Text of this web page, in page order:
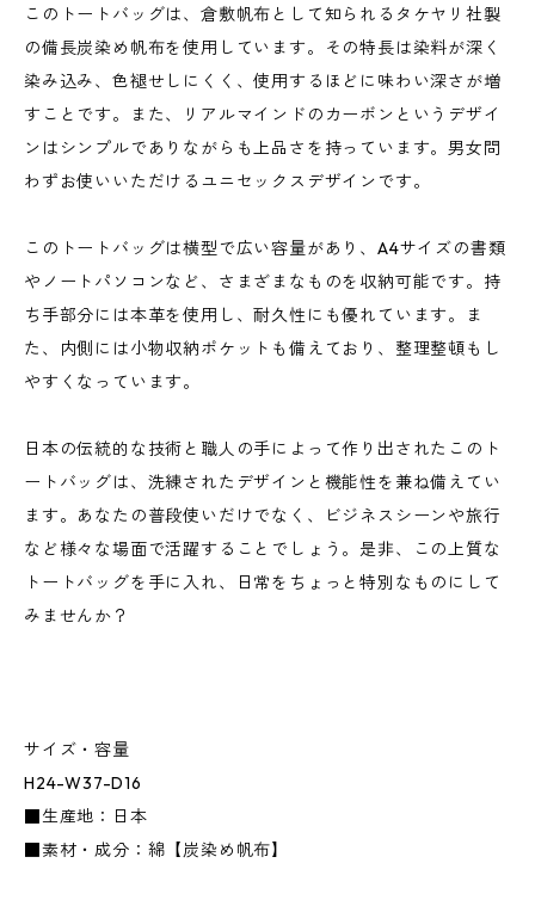
このトートバッグは、倉敷帆布として知られるタケヤリ社製
の備長炭染め帆布を使用しています。その特長は染料が深く
染み込み、色褪せしにくく、使用するほどに味わい深さが増
すことです。また、リアルマインドのカーボンというデザイ
ンはシンプルでありながらも上品さを持っています。男女問
わずお使いいただけるユニセックスデザインです。
このトートバッグは横型で広い容量があり、A4サイズの書類
やノートパソコンなど、さまざまなものを収納可能です。持
ち手部分には本革を使用し、耐久性にも優れています。ま
た、内側には小物収納ポケットも備えており、整理整頓もし
やすくなっています。
日本の伝統的な技術と職人の手によって作り出されたこのト
ートバッグは、洗練されたデザインと機能性を兼ね備えてい
ます。あなたの普段使いだけでなく、ビジネスシーンや旅行
など様々な場面で活躍することでしょう。是非、この上質な
トートバッグを手に入れ、日常をちょっと特別なものにして
みませんか？
サイズ・容量
H24-W37-D16
■生産地：日本
■素材・成分：綿【炭染め帆布】